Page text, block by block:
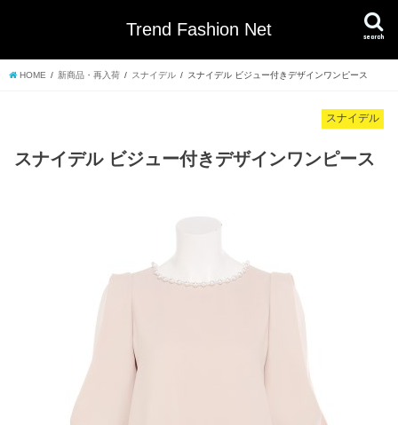
Trend Fashion Net search
HOME 新商品・再入荷 スナイデル スナイデル ビジュー付きデザインワンピース
スナイデル
スナイデル ビジュー付きデザインワンピース